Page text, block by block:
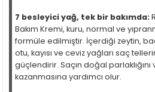
7 besleyici yağ, tek bir bakımda:
Bakım Kremi, kuru, normal ve
formüle edilmiştir. İçerdiği zeytin,
otu, kayısı ve ceviz yağları saç
güçlendirir. Saçın doğal parlaklığını
kazanmasına yardımcı olur.